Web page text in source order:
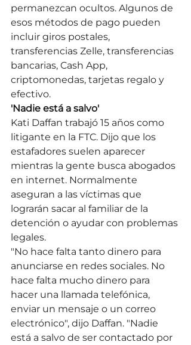
permanezcan ocultos. Algunos de
esos métodos de pago pueden
incluir giros postales,
transferencias Zelle, transferencias
bancarias, Cash App,
criptomonedas, tarjetas regalo y
efectivo.
'Nadie está a salvo'
Kati Daffan trabajó 15 años como
litigante en la FTC. Dijo que los
estafadores suelen aparecer
mientras la gente busca abogados
en internet. Normalmente
aseguran a las víctimas que
lograrán sacar al familiar de la
detención o ayudar con problemas
legales.
"No hace falta tanto dinero para
anunciarse en redes sociales. No
hace falta mucho dinero para
hacer una llamada telefónica,
enviar un mensaje o un correo
electrónico", dijo Daffan. "Nadie
está a salvo de ser contactado por